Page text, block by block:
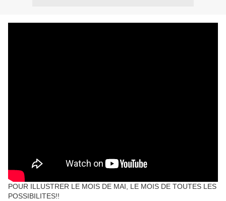
POUR ILLUSTRER LE MOIS DE MAI, LE MOIS DE TOUTES LES
POSSIBILITES!!